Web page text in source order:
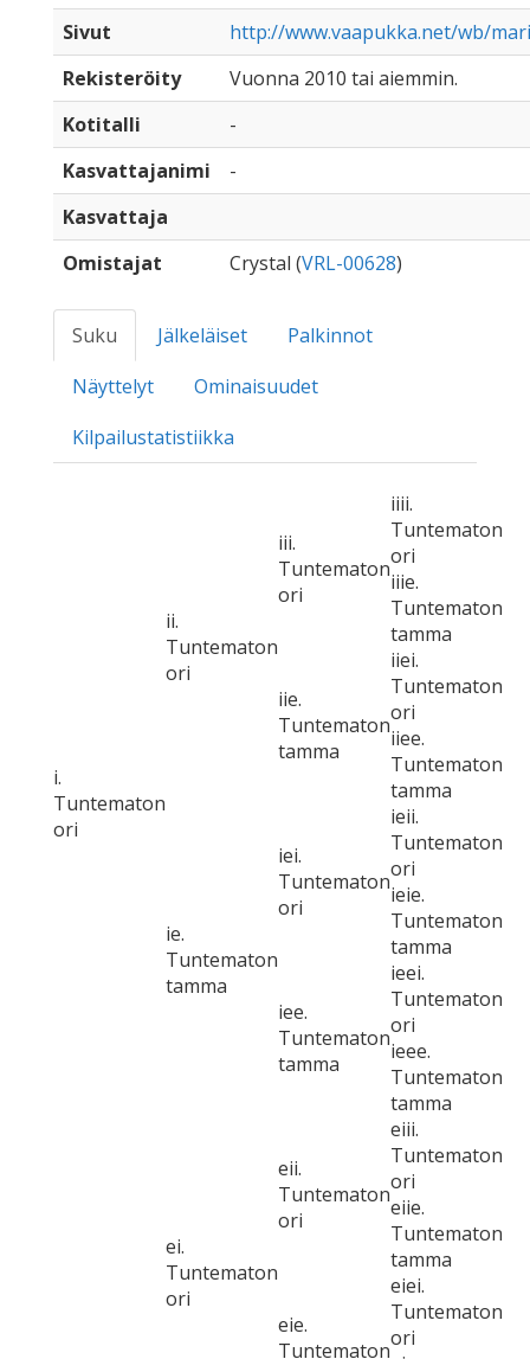
Sivut
http://www.vaapukka.net/wb/
Rekisteröity
Vuonna 2010 tai aiemmin.
Kotitalli
-
Kasvattajanimi
-
Kasvattaja
Omistajat
Crystal (VRL-00628)
Suku Jälkeläiset
Palkinnot
Näyttelyt
Ominaisuudet
Kilpailustatistiikka
i.
Tuntematon
ori
ii.
Tuntematon
ori
iii.
Tuntematon
ori
iiii.
Tuntematon
ori
iiie.
Tuntematon
tamma
iie.
Tuntematon
tamma
iiei.
Tuntematon
ori
iiee.
Tuntematon
tamma
ie.
Tuntematon
tamma
iei.
Tuntematon
ori
ieii.
Tuntematon
ori
ieie.
Tuntematon
tamma
iee.
Tuntematon
tamma
ieei.
Tuntematon
ori
ieee.
Tuntematon
tamma
ei.
Tuntematon
ori
eii.
Tuntematon
ori
eiii.
Tuntematon
ori
eiie.
Tuntematon
tamma
eie.
Tuntematon
eiei.
Tuntematon
ori